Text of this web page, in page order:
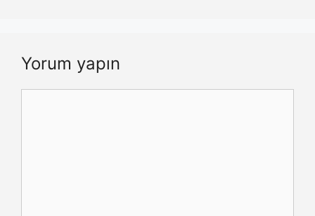
Yorum yapın